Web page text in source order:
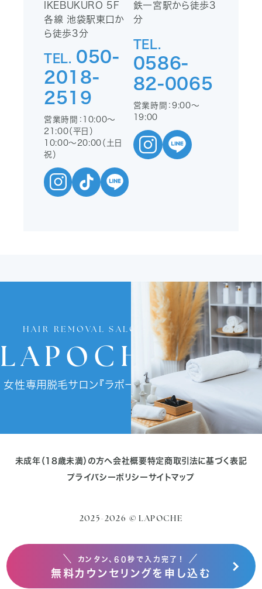
＼ カンタン、60秒で入力完了！ ／
無料カウンセリングを申し込む
IKEBUKURO 5F
各線 池袋駅東口か
ら徒歩3分
TEL. 050-
2018-
2519
営業時間：10:00〜
21:00（平日）
10:00〜20:00（土日
祝）
鉄一宮駅から徒歩3
分
TEL.
0586-
82-0065
営業時間：9:00〜
19:00
HAIR REMOVAL SALON
LAPOCHE
女性専用脱毛サロン『ラポーチェ』
未成年（18歳未満）の方へ会社概要特定商取引法に基づく表記
プライバシーポリシーサイトマップ
2025-2026 © LAPOCHE